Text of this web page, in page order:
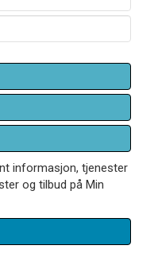
informasjon, tjenester
og tilbud på Min